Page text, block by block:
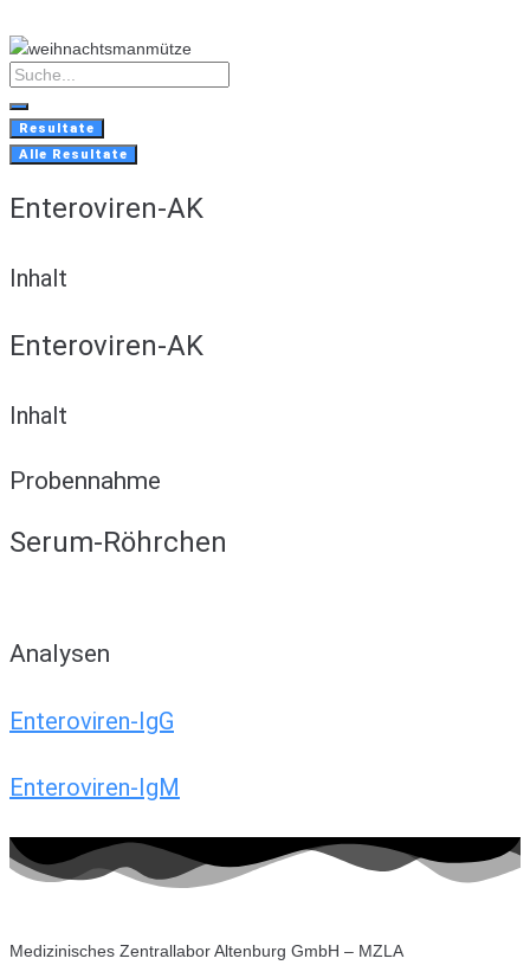
to
content
Search
...
Resultate
Alle Resultate
Enteroviren-AK
Inhalt
Enteroviren-AK
Inhalt
Probennahme
Serum-Röhrchen
Analysen
Enteroviren-IgG
Enteroviren-IgM
Medizinisches Zentrallabor Altenburg GmbH – MZLA